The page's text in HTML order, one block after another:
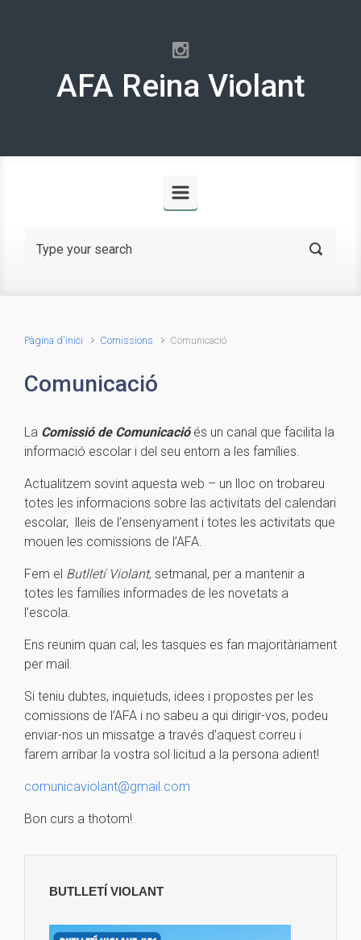
AFA Reina Violant
Pàgina d'inici Comissions Comunicació
Comunicació
La Comissió de Comunicacióés un canal que facilita la
informació escolar i del seu entorn a les famílies.
Actualitzem sovint aquesta web – un lloc on trobareu
totes les informacions sobre las activitats del calendari
escolar, lleis de l’ensenyament i totes les activitats que
mouen les comissions de l’AFA.
Fem el Butlletí Violant, setmanal, per a mantenir a
totes les famílies informades de les novetats a
l’escola.
Ens reunim quan cal; les tasques es fan majoritàriament
per mail.
Si teniu dubtes, inquietuds, idees i propostes per les
comissions de l’AFA i no sabeu a qui dirigir-vos, podeu
enviar-nos un missatge a través d’aquest correu i
farem arribar la vostra sol·licitud a la persona adient!
comunicaviolant@gmail.com
Bon curs a thotom!
BUTLLETÍ VIOLANT